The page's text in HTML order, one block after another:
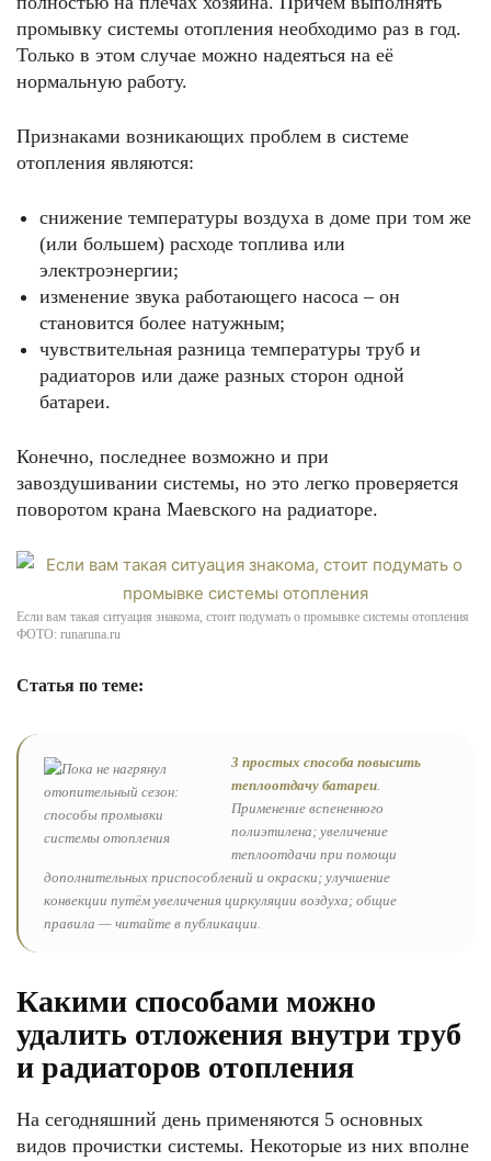
промывку системы отопления необходимо раз в год.
Только в этом случае можно надеяться на её
нормальную работу.
Признаками возникающих проблем в системе
отопления являются:
снижение температуры воздуха в доме при том же
(или большем) расходе топлива или
электроэнергии;
изменение звука работающего насоса – он
становится более натужным;
чувствительная разница температуры труб и
радиаторов или даже разных сторон одной
батареи.
Конечно, последнее возможно и при
завоздушивании системы, но это легко проверяется
поворотом крана Маевского на радиаторе.
Если вам такая ситуация знакома, стоит подумать о промывке системы отопления
ФОТО: runaruna.ru
Статья по теме:
3 простых способа повысить
теплоотдачу батареи.
Применение вспененного
полиэтилена; увеличение
теплоотдачи при помощи
дополнительных приспособлений и окраски; улучшение
конвекции путём увеличения циркуляции воздуха; общие
правила — читайте в публикации.
Какими способами можно
удалить отложения внутри труб
и радиаторов отопления
На сегодняшний день применяются 5 основных
видов прочистки системы. Некоторые из них вполне